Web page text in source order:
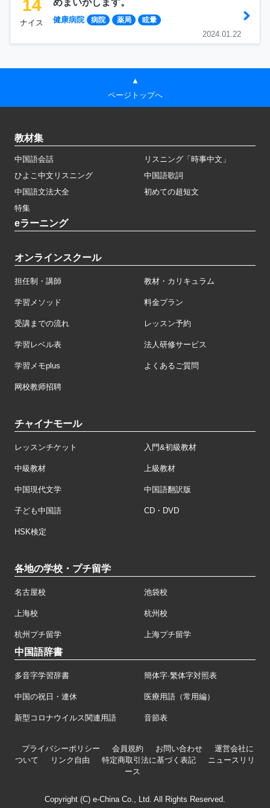
14
ナイス
めまいがします。
健康病院 病院 薬局 眩暈
2024.01.22
▲
ページトップへ
教材集
中国語会話
リスニング「時事中文」
ひよこ中文リスニング
中国語歌詞
中国語文法大全
初めての超短文
特集
eラーニング
オンラインスクール
担任制・講師 教材・カリキュラム
学習メソッド 料金プラン
受講までの流れ レッスン予約
学習レベル表 法人研修サービス
学習メモplus よくあるご質問
网校教师招聘
チャイナモール
レッスンチケット 入門&初級教材
中級教材 上級教材
中国現代文学 中国語翻訳版
子ども中国語 CD・DVD
HSK検定
各地の学校・プチ留学
名古屋校 池袋校
上海校 杭州校
杭州プチ留学 上海プチ留学
中国語辞書
多音字学習辞書 簡体字·繁体字対照表
中国の祝日・連休 医療用語（常用編）
新型コロナウイルス関連用語 音節表
プライバシーポリシー 会員規約 お問い合わせ
運営会社に
ついて
リンク自由 特定商取引法に基づく表記
ニュースリリ
ース
Copyright (C) e-China Co., Ltd. All Rights Reserved.